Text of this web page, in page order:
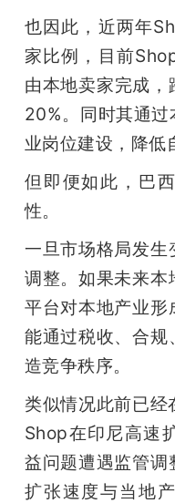
也因此，近两年
家比例，目前
由本地卖家完成
20%。同时其通
业岗位建设，降低
但即便如此，巴
性。
一旦市场格局发生
调整。如果未来
平台对本地产业
能通过税收、合规
造竞争秩序。
类似情况此前已
Shop在印尼高速
益问题遭遇监管调
扩张速度与当地